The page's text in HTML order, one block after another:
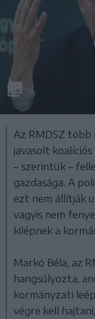
Az RMDSZ
javasolt
– szerintük –
gazdasága. A
ezt nem állítják
vagyis nem
kilépnek a
Markó Béla, az
hangsúlyozta,
kormányzati
végre kell